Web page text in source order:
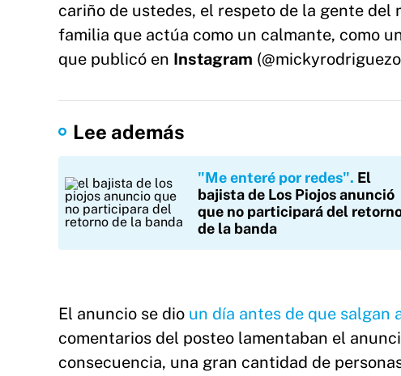
cariño de ustedes, el respeto de la gente del
familia que actúa como un calmante, como
que publicó en Instagram
Lee además
"Me enteré por redes" El
bajista de Los Piojos anunció
que no participará del
de la banda
El anuncio se dio un día antes de que salgan
comentarios del posteo lamentaban el
consecuencia, una gran cantidad de